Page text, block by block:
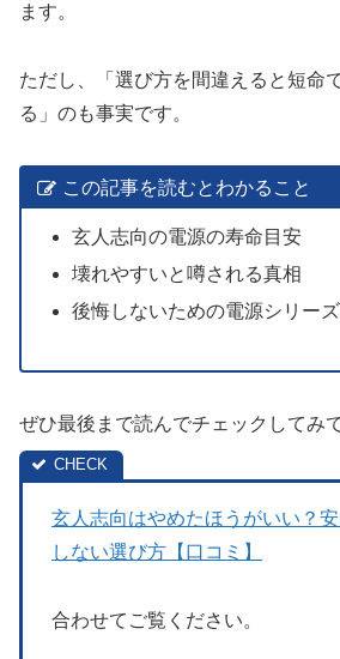
ます。
ただし、「選び方を間違えると短命
る」のも事実です。
この記事を読むとわかること
玄人志向の電源の寿命目安
壊れやすいと噂される真相
後悔しないための電源シリー
ぜひ最後まで読んでチェックしてみ
玄人志向はやめたほうがいい？
しない選び方【口コミ】
合わせてご覧ください。